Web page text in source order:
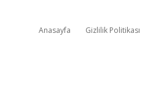
Anasayfa Gizlilik Politikası